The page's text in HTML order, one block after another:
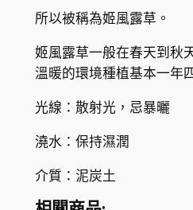
i
m
r
i
c
a
r
所以被稱為姬風露草。
姬風露草一般在春天到秋
溫暖的環境種植基本一年
光線：散射光，忌暴曬
澆水：保持濕潤
介質：泥炭土